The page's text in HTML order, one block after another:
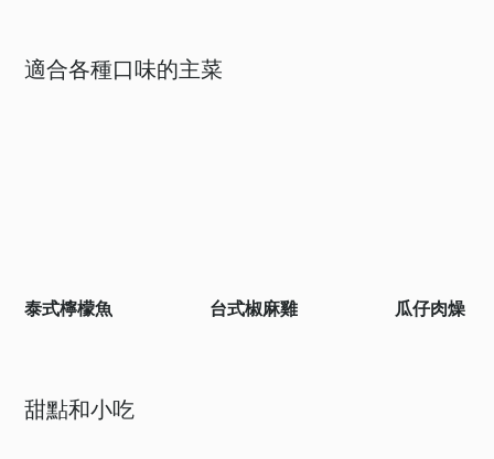
適合各種口味的主菜
泰式檸檬魚 台式椒麻雞 瓜仔肉燥
甜點和小吃